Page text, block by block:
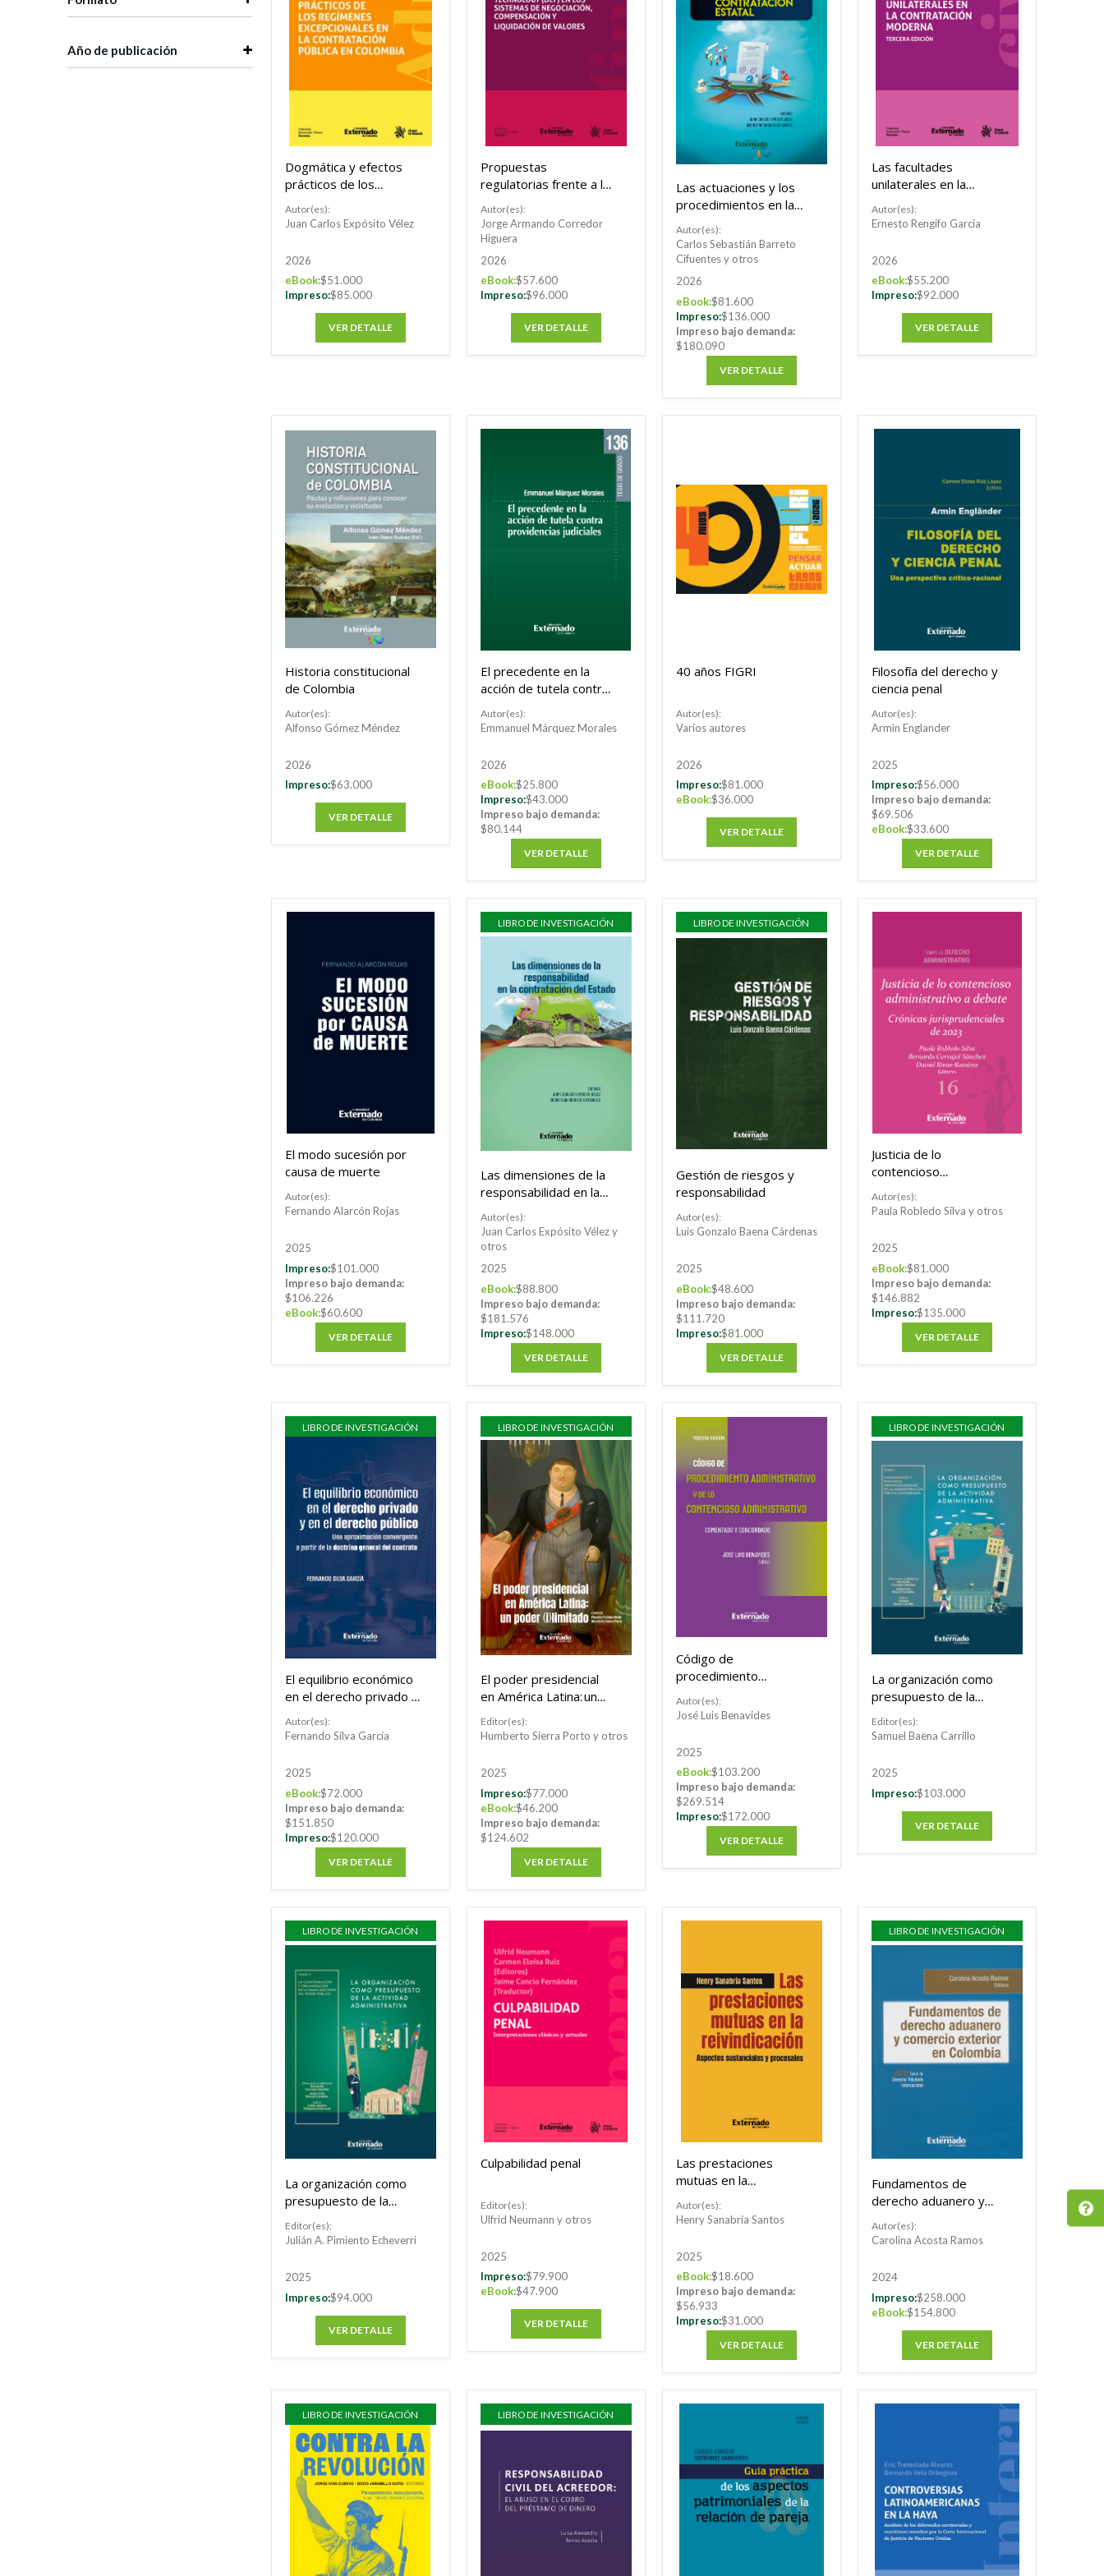
Dogmática y efectos
prácticos de los
excepcionales en la
Colombia
Autor(es):
Juan Carlos Expósito Vélez
2026
eBook:$51.000
Impreso:$85.000
VER DETALLE
Propuestas
regulatorias frente a la
Distributed Ledger
Technology (DLT) en
los sistemas de
negociación,
compensación y
liquidación de valores
Autor(es):
Jorge Armando Corredor
Higuera
2026
eBook:$57.600
Impreso:$96.000
VER DETALLE
Las actuaciones y los
procedimientos en la
Contratación Estatal
Congreso Internacional
de Contratación Estatal
Autor(es):
Carlos Sebastián Barreto
Cifuentes y otros
2026
eBook:$81.600
Impreso:$136.000
Impreso bajo demanda:
$180.090
VER DETALLE
Las facultades
unilaterales en la
Tercera Edición
Autor(es):
Ernesto Rengifo García
2026
eBook:$55.200
Impreso:$92.000
VER DETALLE
Historia constitucional
de Colombia
Autor(es):
Alfonso Gómez Méndez
2026
Impreso:$63.000
VER DETALLE
El precedente en la
acción de tutela contra
Autor(es):
Emmanuel Márquez Morales
2026
eBook:$25.800
Impreso:$43.000
Impreso bajo demanda:
$80.144
VER DETALLE
40 años FIGRI
Autor(es):
Varios autores
2026
Impreso:$81.000
eBook:$36.000
VER DETALLE
Filosofía del derecho y
ciencia penal
Autor(es):
Armin Englander
2025
Impreso:$56.000
Impreso bajo demanda:
$69.506
eBook:$33.600
VER DETALLE
El modo sucesión por
causa de muerte
Autor(es):
Fernando Alarcón Rojas
2025
Impreso:$101.000
Impreso bajo demanda:
$106.226
eBook:$60.600
VER DETALLE
LIBRO DE INVESTIGACIÓN
Las dimensiones de la
responsabilidad en la
contratación del Estado
Autor(es):
Juan Carlos Expósito Vélez y
otros
2025
eBook:$88.800
Impreso bajo demanda:
$181.576
Impreso:$148.000
VER DETALLE
LIBRO DE INVESTIGACIÓN
Gestión de riesgos y
responsabilidad
Autor(es):
Luis Gonzalo Baena Cárdenas
2025
eBook:$48.600
Impreso bajo demanda:
$111.720
Impreso:$81.000
VER DETALLE
Justicia de lo
contencioso
administrativo a debate
Autor(es):
Paula Robledo Silva y otros
2025
eBook:$81.000
Impreso bajo demanda:
$146.882
Impreso:$135.000
VER DETALLE
LIBRO DE INVESTIGACIÓN
El equilibrio económico
en el derecho privado y
en el derecho público
Autor(es):
Fernando Silva García
2025
eBook:$72.000
Impreso bajo demanda:
$151.850
Impreso:$120.000
VER DETALLE
LIBRO DE INVESTIGACIÓN
El poder presidencial
en América Latina: un
poder (i)limitado.
Editor(es):
Humberto Sierra Porto y otros
2025
Impreso:$77.000
eBook:$46.200
Impreso bajo demanda:
$124.602
VER DETALLE
Código de
procedimiento
contencioso
Autor(es):
José Luis Benavides
2025
eBook:$103.200
Impreso bajo demanda:
$269.514
Impreso:$172.000
VER DETALLE
LIBRO DE INVESTIGACIÓN
La organización como
presupuesto de la
actividad administrativa
Editor(es):
Samuel Baena Carrillo
2025
Impreso:$103.000
VER DETALLE
LIBRO DE INVESTIGACIÓN
La organización como
presupuesto de la
actividad administrativa
Editor(es):
Julián A. Pimiento Echeverri
2025
Impreso:$94.000
VER DETALLE
Culpabilidad penal
Editor(es):
Ulfrid Neumann y otros
2025
Impreso:$79.900
eBook:$47.900
VER DETALLE
Las prestaciones
mutuas en la
Autor(es):
Henry Sanabria Santos
2025
eBook:$18.600
Impreso bajo demanda:
$56.933
Impreso:$31.000
VER DETALLE
LIBRO DE INVESTIGACIÓN
Fundamentos de
derecho aduanero y
comercio exterior en
Colombia
Autor(es):
Carolina Acosta Ramos
2024
Impreso:$258.000
eBook:$154.800
VER DETALLE
LIBRO DE INVESTIGACIÓN LIBRO DE INVESTIGACIÓN
Año de publicación